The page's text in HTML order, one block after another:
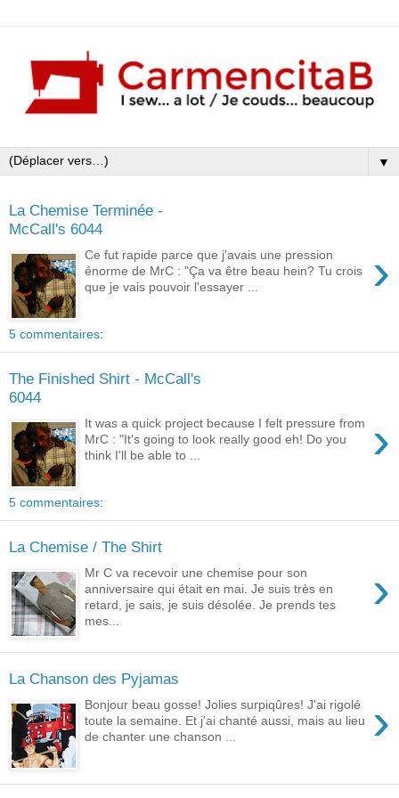
▼
La Chemise Terminée -
McCall's 6044
›
Ce fut rapide parce que j'avais une pression
énorme de MrC : "Ça va être beau hein? Tu crois
que je vais pouvoir l'essayer ...
5 commentaires:
The Finished Shirt - McCall's
6044
›
It was a quick project because I felt pressure from
MrC : "It's going to look really good eh! Do you
think I'll be able to ...
5 commentaires:
La Chemise / The Shirt
›
Mr C va recevoir une chemise pour son
anniversaire qui était en mai. Je suis très en
retard, je sais, je suis désolée. Je prends tes
mes...
La Chanson des Pyjamas
›
Bonjour beau gosse! Jolies surpiqûres! J'ai rigolé
toute la semaine. Et j'ai chanté aussi, mais au lieu
de chanter une chanson ...